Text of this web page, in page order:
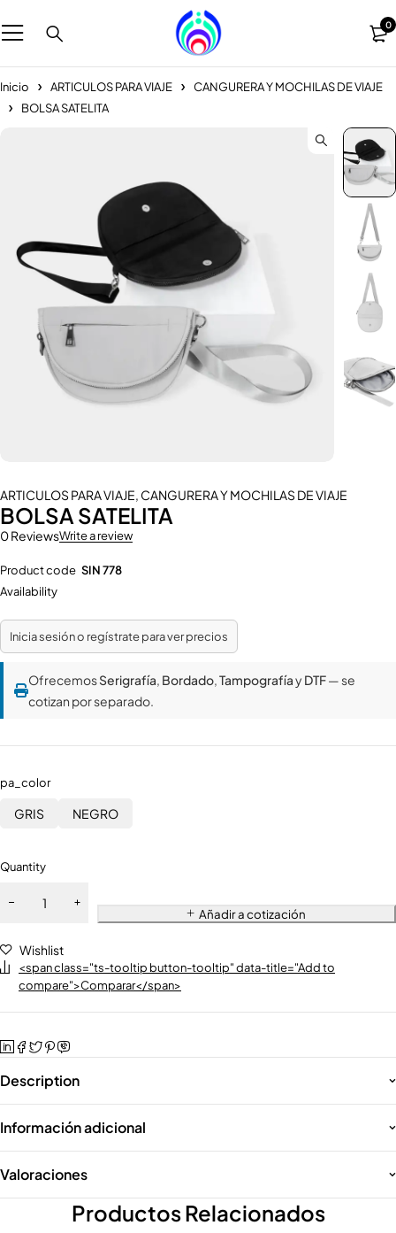
0
Inicio ARTICULOS PARA VIAJE
CANGURERA Y MOCHILAS DE VIAJE
BOLSA SATELITA
ARTICULOS PARA VIAJE, CANGURERA Y MOCHILAS DE VIAJE
BOLSA SATELITA
0 ReviewsWrite a review
Product code SIN 778
Availability
Inicia sesión o regístrate para ver precios
OfrecemosSerigrafía, Bordado,TampografíayDTF— se
cotizan por separado.
pa_color
GRIS NEGRO
Quantity
Añadir a cotización
Wishlist
<span class="ts-tooltip button-tooltip" data-title="Add to
compare">Comparar</span>
Description
Información adicional
Valoraciones
Productos Relacionados